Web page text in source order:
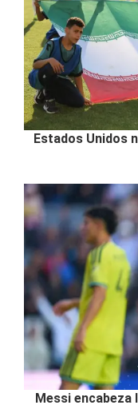
Estados Unidos
Messi